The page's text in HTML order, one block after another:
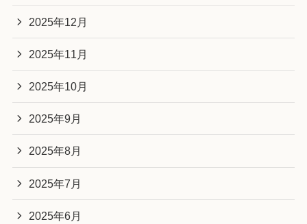
2025年12月
2025年11月
2025年10月
2025年9月
2025年8月
2025年7月
2025年6月